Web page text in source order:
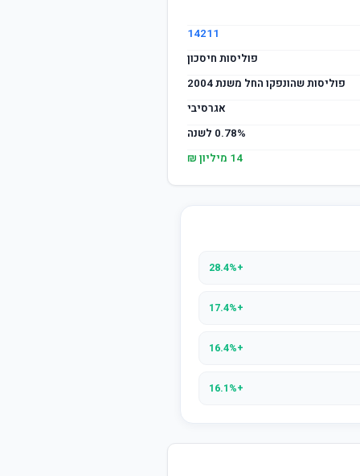
14211
פוליסות חיסכון
פוליסות שהונפקו החל משנת 2004
אגרסיבי
0.78% לשנה
14 מיליון ₪
+28.4%
+17.4%
+16.4%
+16.1%